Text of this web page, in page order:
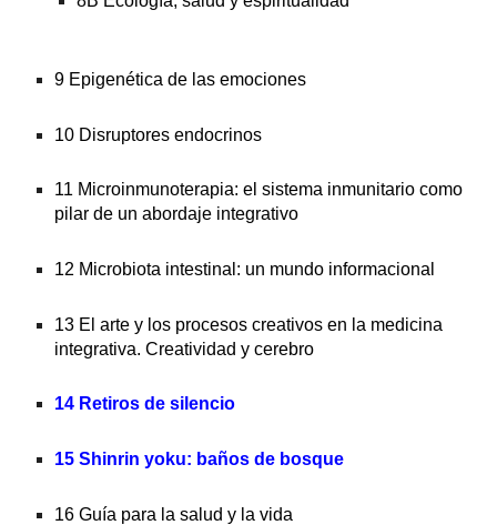
9 Epigenética de las emociones
10 Disruptores endocrinos
11 Microinmunoterapia: el sistema inmunitario como
pilar de un abordaje integrativo
12 Microbiota intestinal: un mundo informacional
13 El arte y los procesos creativos en la medicina
integrativa. Creatividad y cerebro
14 Retiros de silencio
15 Shinrin yoku: baños de bosque
16 Guía para la salud y la vida